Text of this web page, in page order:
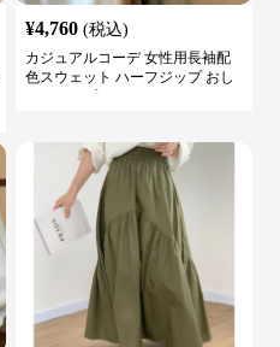
¥4,760 (税込)
カジュアルコーデ 女性用長袖配
色スウェット ハーフジップ おし